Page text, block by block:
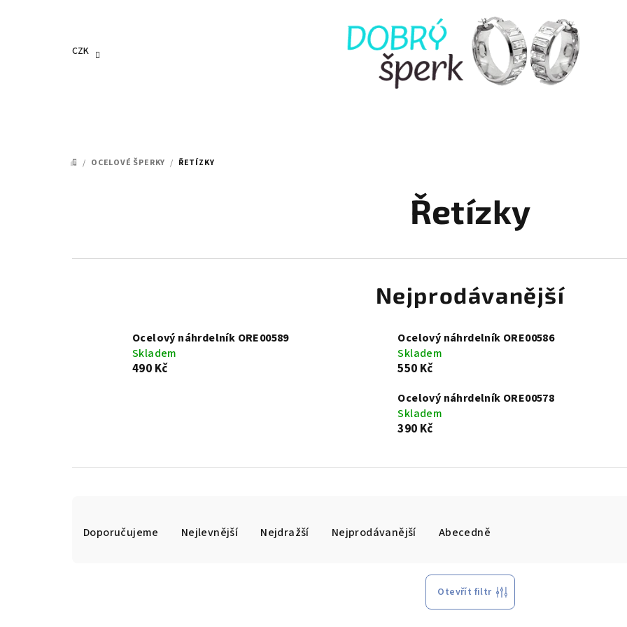
CZK
DOMŮ
/ OCELOVÉ ŠPERKY / ŘETÍZKY
Řetízky
Nejprodávanější
Ocelový náhrdelník ORE00589
Skladem
490 Kč
Ocelový náhrdelník ORE00586
Skladem
550 Kč
Ocelový náhrdelník ORE00578
Skladem
390 Kč
aDoporučujeme Nejlevnější Nejdražší Nejprodávanější Abecedně
Otevřít filtr